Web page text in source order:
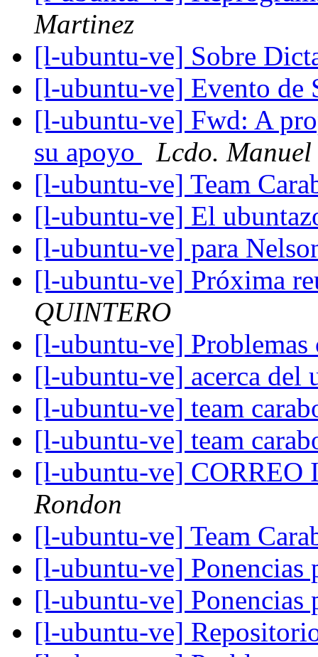
Martinez
[l-ubuntu-ve] Sobre
[l-ubuntu-ve] Evento de
[l-ubuntu-ve] Fwd: A
su apoyo
Lcdo.
[l-ubuntu-ve] Team
[l-ubuntu-ve] El
[l-ubuntu-ve] para
[l-ubuntu-ve] Próxima
QUINTERO
[l-ubuntu-ve]
[l-ubuntu-ve] acerca del
[l-ubuntu-ve] team
[l-ubuntu-ve] team
[l-ubuntu-ve]
Rondon
[l-ubuntu-ve] Team
[l-ubuntu-ve] Ponencias
[l-ubuntu-ve] Ponencias
[l-ubuntu-ve]